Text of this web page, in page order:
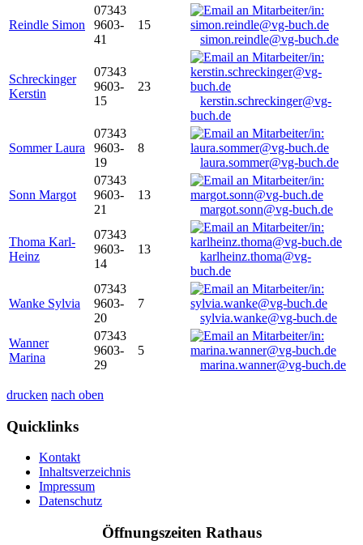
Reindle Simon
07343
9603-
41
15
simon.reindle@vg-buch.de
Schreckinger
Kerstin
07343
9603-
15
23
kerstin.schreckinger@vg-
buch.de
Sommer Laura
07343
9603-
19
8
laura.sommer@vg-buch.de
Sonn Margot
07343
9603-
21
13
margot.sonn@vg-buch.de
Thoma Karl-
Heinz
07343
9603-
14
13
karlheinz.thoma@vg-
buch.de
Wanke Sylvia
07343
9603-
20
7
sylvia.wanke@vg-buch.de
Wanner
Marina
07343
9603-
29
5
marina.wanner@vg-buch.de
drucken nach oben
Quicklinks
Kontakt
Inhaltsverzeichnis
Impressum
Datenschutz
Öffnungszeiten Rathaus